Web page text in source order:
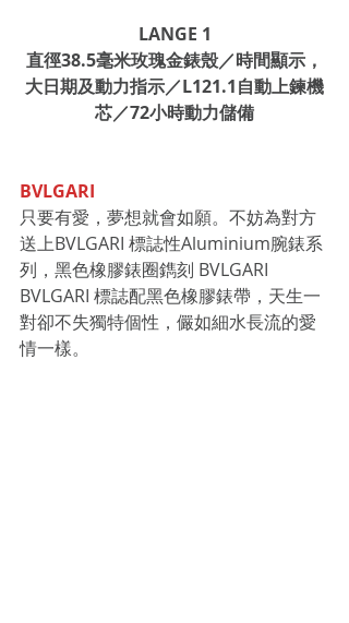
LANGE 1
直徑38.5毫米玫瑰金錶殼／時間顯示，
大日期及動力指示／L121.1自動上鍊機
芯／72小時動力儲備
BVLGARI
只要有愛，夢想就會如願。不妨為對方
送上BVLGARI 標誌性Aluminium腕錶系
列，黑色橡膠錶圈鐫刻 BVLGARI
BVLGARI 標誌配黑色橡膠錶帶，天生一
對卻不失獨特個性，儼如細水長流的愛
情一樣。